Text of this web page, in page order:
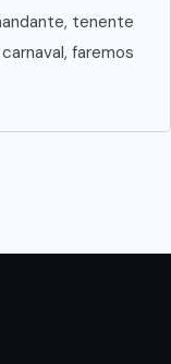
tenente
faremos